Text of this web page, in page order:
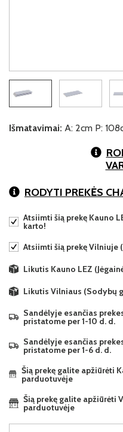
Išmatavimai: A: 2cm P:
RODYTI PREKĖS
Atsiimti šią prekę Kauno
karto!
Atsiimti šią prekę Vilniuje
Likutis Kauno LEZ
Likutis Vilniaus (Sodybų
Sandėlyje esančias
pristatome per 1-10 d. d.
Sandėlyje esančias
pristatome per 1-6 d. d.
Šią prekę galite apžiūrėti
parduotuvėje
Šią prekę galite apžiūrėti
parduotuvėje